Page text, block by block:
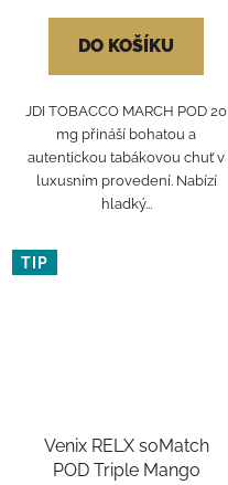
DO KOŠÍKU
JDI TOBACCO MARCH POD 20
mg přináší bohatou a
autentickou tabákovou chuť v
luxusním provedení. Nabízí
hladký...
TIP
Venix RELX soMatch
POD Triple Mango